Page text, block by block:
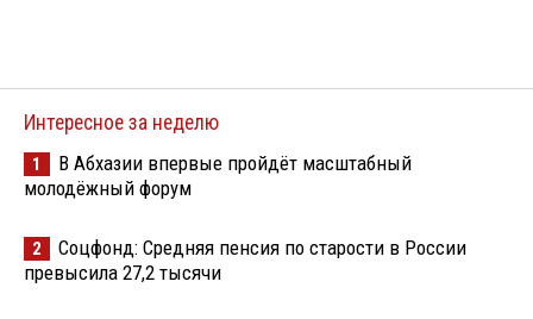
Интересное за неделю
1
В Абхазии впервые пройдёт масштабный
молодёжный форум
2
Соцфонд: Средняя пенсия по старости в России
превысила 27,2 тысячи